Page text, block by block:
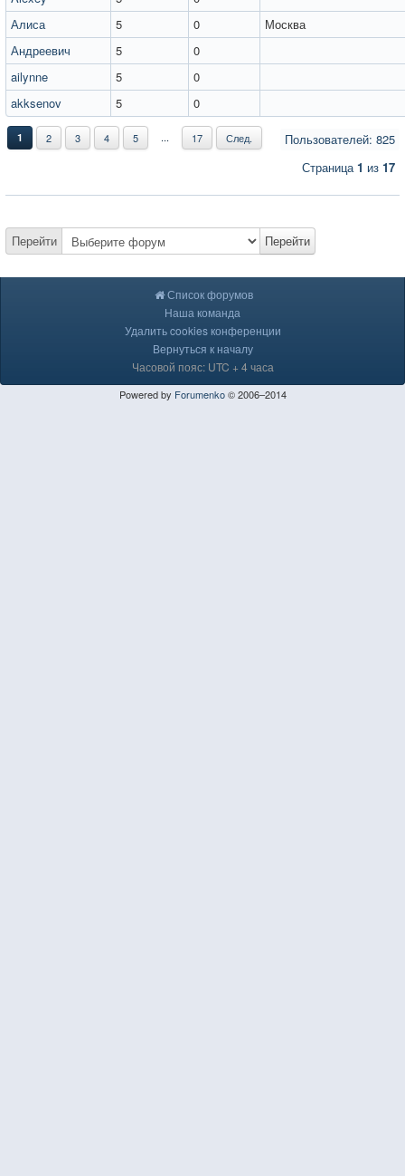
Алиса
5 0
Москва
Андреевич
5
0
ailynne
5
0
akksenov
5 0
Пользователей: 825
1 2 3 4 5 ... 17 След.
Страница1 из 17
Перейти Перейти
Список форумов
Наша команда
Удалить cookies конференции
Вернуться к началу
Часовой пояс: UTC + 4 часа
Powered by Forumenko© 2006–2014